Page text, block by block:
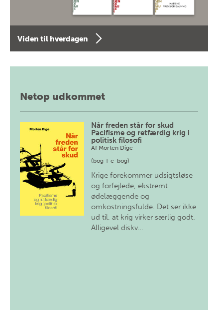
Viden til hverdagen
Netop udkommet
Når freden står for skud
Pacifisme og retfærdig krig i
politisk filosofi
Af Morten Dige
(bog + e-bog)
Krige forekommer udsigtsløse
og forfejlede, ekstremt
ødelæggende og
omkostningsfulde. Det ser ikke
ud til, at krig virker særlig godt.
Alligevel diskv…